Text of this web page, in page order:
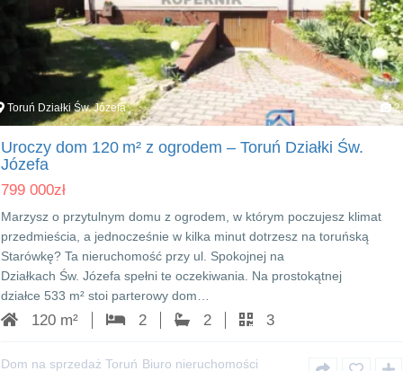
Toruń Działki Św. Józefa
Uroczy dom 120 m² z ogrodem – Toruń Działki Św.
Józefa
799 000zł
Marzysz o przytulnym domu z ogrodem, w którym poczujesz klimat
przedmieścia, a jednocześnie w kilka minut dotrzesz na toruńską
Starówkę? Ta nieruchomość przy ul. Spokojnej na
Działkach Św. Józefa spełni te oczekiwania. Na prostokątnej
działce 533 m² stoi parterowy dom…
120 m² 2 2 3
Dom na sprzedaż Toruń Biuro nieruchomości